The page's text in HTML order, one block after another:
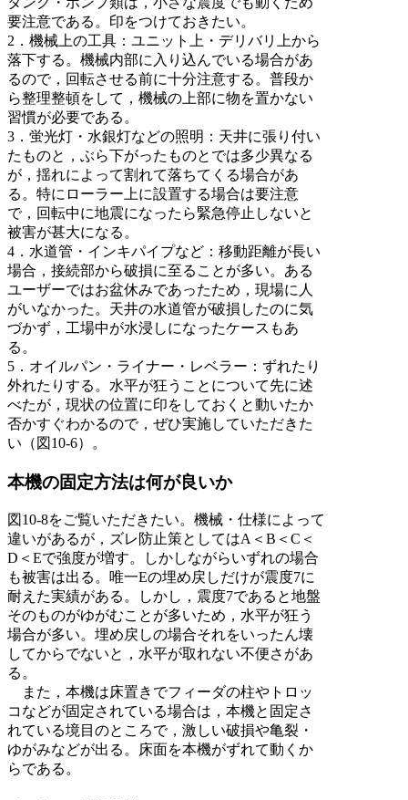
要注意である。印をつけておきたい。
2．機械上の工具：ユニット上・デリバリ上から
落下する。機械内部に入り込んでいる場合があ
るので，回転させる前に十分注意する。普段か
ら整理整頓をして，機械の上部に物を置かない
習慣が必要である。
3．蛍光灯・水銀灯などの照明：天井に張り付い
たものと，ぶら下がったものとでは多少異なる
が，揺れによって割れて落ちてくる場合があ
る。特にローラー上に設置する場合は要注意
で，回転中に地震になったら緊急停止しないと
被害が甚大になる。
4．水道管・インキパイプなど：移動距離が長い
場合，接続部から破損に至ることが多い。ある
ユーザーではお盆休みであったため，現場に人
がいなかった。天井の水道管が破損したのに気
づかず，工場中が水浸しになったケースもあ
る。
5．オイルパン・ライナー・レベラー：ずれたり
外れたりする。水平が狂うことについて先に述
べたが，現状の位置に印をしておくと動いたか
否かすぐわかるので，ぜひ実施していただきた
い（図10-6）。
本機の固定方法は何が良いか
図10-8をご覧いただきたい。機械・仕様によって
違いがあるが，ズレ防止策としてはA＜B＜C＜
D＜Eで強度が増す。しかしながらいずれの場合
も被害は出る。唯一Eの埋め戻しだけが震度7に
耐えた実績がある。しかし，震度7であると地盤
そのものがゆがむことが多いため，水平が狂う
場合が多い。埋め戻しの場合それをいったん壊
してからでないと，水平が取れない不便さがあ
る。
また，本機は床置きでフィーダの柱やトロッ
コなどが固定されている場合は，本機と固定さ
れている境目のところで，激しい破損や亀裂・
ゆがみなどが出る。床面を本機がずれて動くか
らである。